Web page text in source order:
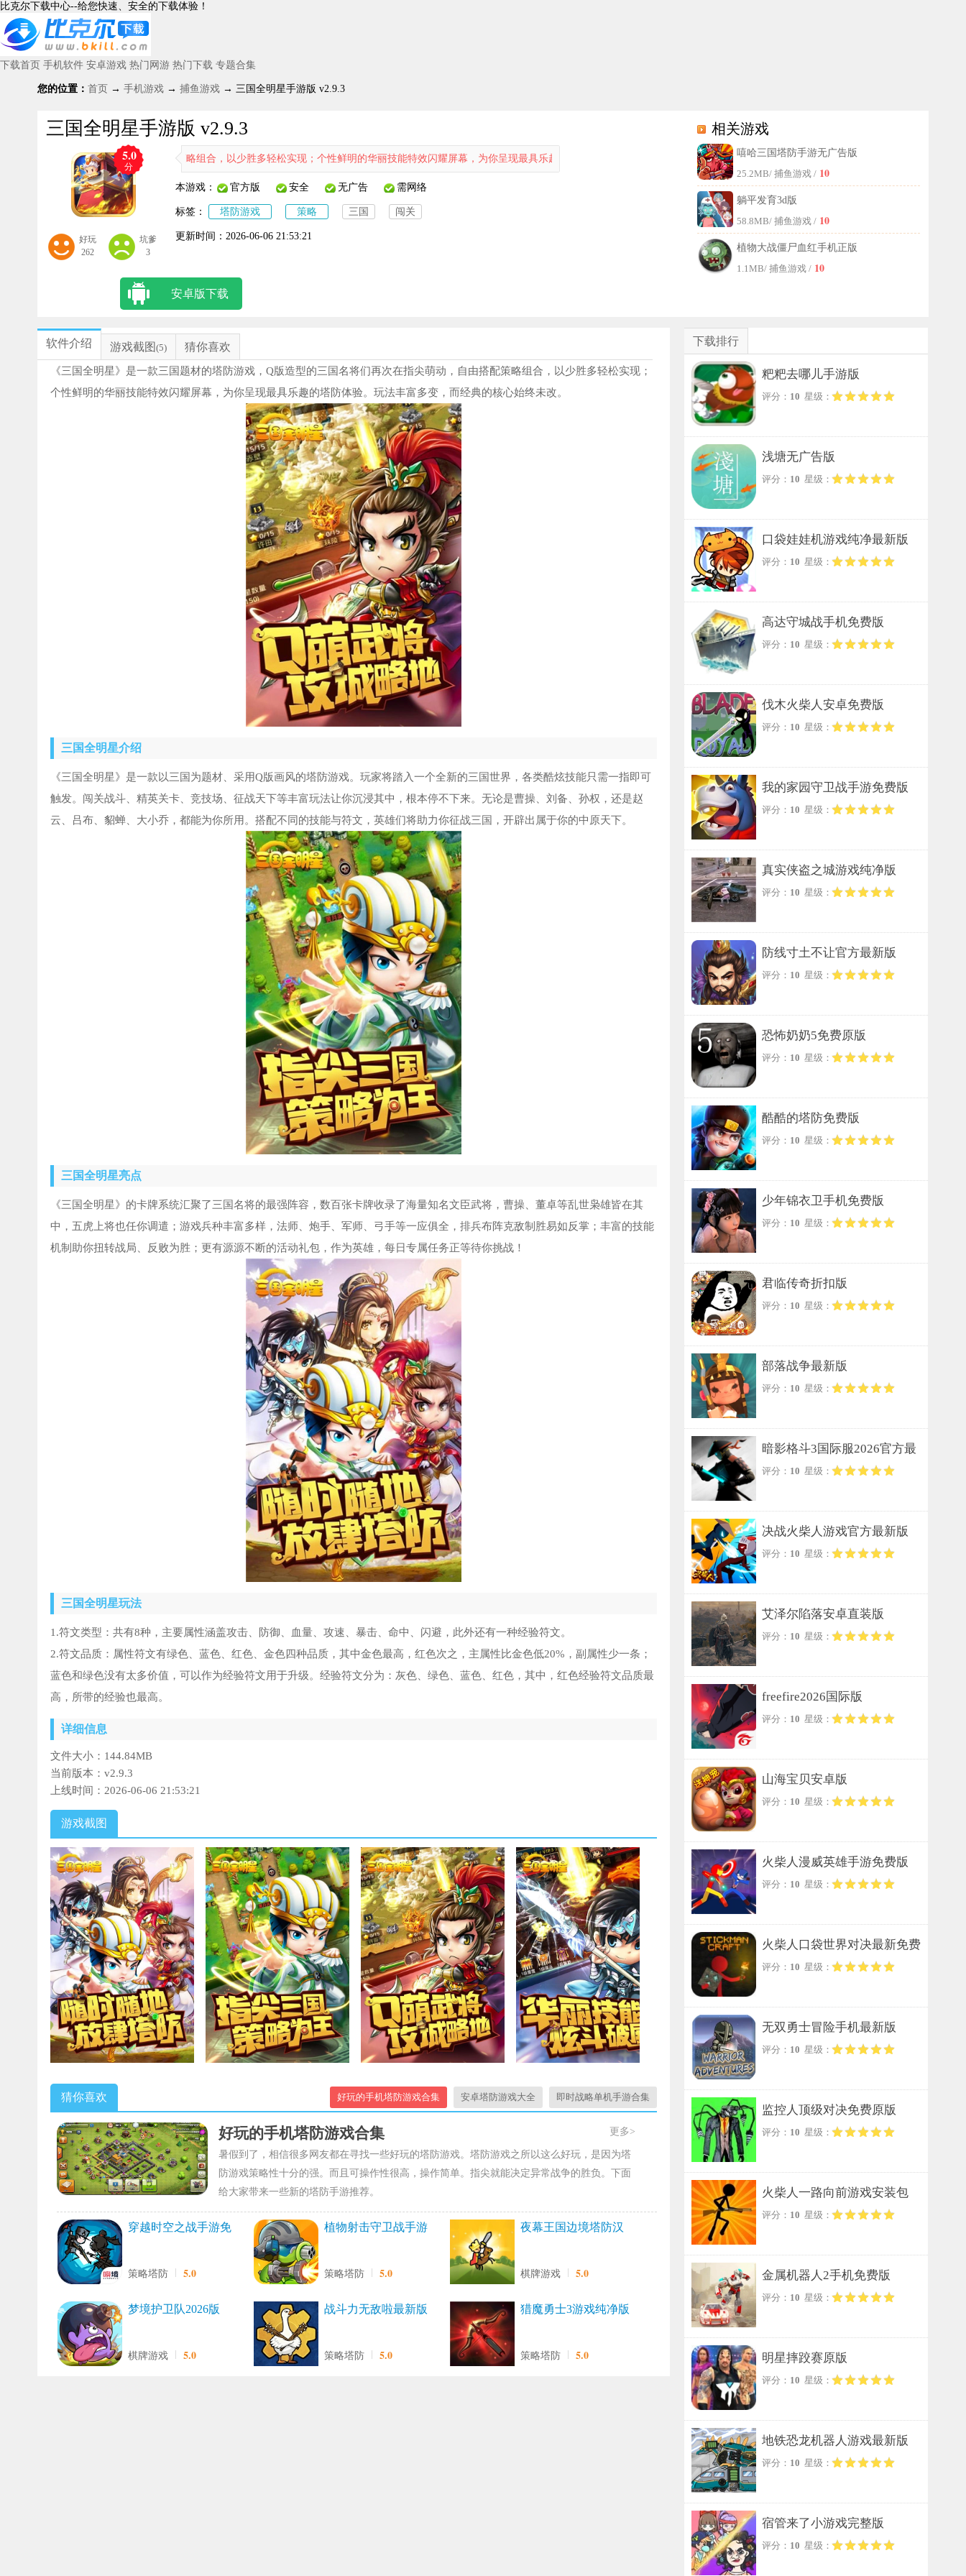
比克尔下载中心--给您快速、安全的下载体验！
下载首页 手机软件 安卓游戏 热门网游 热门下载 专题合集
您的位置： 首页 → 手机游戏 → 捕鱼游戏 → 三国全明星手游版 v2.9.3
三国全明星手游版 v2.9.3
5.0
分
好玩
262
坑爹
3
指尖萌动，自由搭配策略组合，以少胜多轻松实现；个性鲜明的华丽技能特效闪耀屏幕，为你呈现最具乐趣的塔防体验。玩法丰富多变，而经典的核心始终未改。
本游戏： 官方版 安全 无广告 需网络
标签： 塔防游戏 策略 三国 闯关
更新时间： 2026-06-06 21:53:21
安卓版下载
相关游戏
嘻哈三国塔防手游无广告版
25.2MB/ 捕鱼游戏 / 10
躺平发育3d版
58.8MB/ 捕鱼游戏 / 10
植物大战僵尸血红手机正版
1.1MB/ 捕鱼游戏 / 10
软件介绍 游戏截图 (5) 猜你喜欢
《三国全明星》是一款三国题材的塔防游戏，Q版造型的三国名将们再次在指尖萌动，自由搭配策略组合，以少胜多轻松实现；
个性鲜明的华丽技能特效闪耀屏幕，为你呈现最具乐趣的塔防体验。玩法丰富多变，而经典的核心始终未改。
三国全明星介绍
《三国全明星》是一款以三国为题材、采用Q版画风的塔防游戏。玩家将踏入一个全新的三国世界，各类酷炫技能只需一指即可
触发。闯关战斗、精英关卡、竞技场、征战天下等丰富玩法让你沉浸其中，根本停不下来。无论是曹操、刘备、孙权，还是赵
云、吕布、貂蝉、大小乔，都能为你所用。搭配不同的技能与符文，英雄们将助力你征战三国，开辟出属于你的中原天下。
三国全明星亮点
《三国全明星》的卡牌系统汇聚了三国名将的最强阵容，数百张卡牌收录了海量知名文臣武将，曹操、董卓等乱世枭雄皆在其
中，五虎上将也任你调遣；游戏兵种丰富多样，法师、炮手、军师、弓手等一应俱全，排兵布阵克敌制胜易如反掌；丰富的技能
机制助你扭转战局、反败为胜；更有源源不断的活动礼包，作为英雄，每日专属任务正等待你挑战！
三国全明星玩法
1.符文类型：共有8种，主要属性涵盖攻击、防御、血量、攻速、暴击、命中、闪避，此外还有一种经验符文。
2.符文品质：属性符文有绿色、蓝色、红色、金色四种品质，其中金色最高，红色次之，主属性比金色低20%，副属性少一条；
蓝色和绿色没有太多价值，可以作为经验符文用于升级。经验符文分为：灰色、绿色、蓝色、红色，其中，红色经验符文品质最
高，所带的经验也最高。
详细信息
文件大小： 144.84MB
当前版本： v2.9.3
上线时间： 2026-06-06 21:53:21
游戏截图
猜你喜欢 好玩的手机塔防游戏合集 安卓塔防游戏大全 即时战略单机手游合集
好玩的手机塔防游戏合集 更多>
暑假到了，相信很多网友都在寻找一些好玩的塔防游戏。塔防游戏之所以这么好玩，是因为塔
防游戏策略性十分的强。而且可操作性很高，操作简单。指尖就能决定异常战争的胜负。下面
给大家带来一些新的塔防手游推荐。
穿越时空之战手游免
策略塔防 5.0
植物射击守卫战手游
策略塔防 5.0
夜幕王国边境塔防汉
棋牌游戏 5.0
梦境护卫队2026版
棋牌游戏 5.0
战斗力无敌啦最新版
策略塔防 5.0
猎魔勇士3游戏纯净版
策略塔防 5.0
下载排行
粑粑去哪儿手游版
评分： 10 星级：
浅塘无广告版
评分： 10 星级：
口袋娃娃机游戏纯净最新版
评分： 10 星级：
高达守城战手机免费版
评分： 10 星级：
伐木火柴人安卓免费版
评分： 10 星级：
我的家园守卫战手游免费版
评分： 10 星级：
真实侠盗之城游戏纯净版
评分： 10 星级：
防线寸土不让官方最新版
评分： 10 星级：
恐怖奶奶5免费原版
评分： 10 星级：
酷酷的塔防免费版
评分： 10 星级：
少年锦衣卫手机免费版
评分： 10 星级：
君临传奇折扣版
评分： 10 星级：
部落战争最新版
评分： 10 星级：
暗影格斗3国际服2026官方最
新版
评分： 10 星级：
决战火柴人游戏官方最新版
评分： 10 星级：
艾泽尔陷落安卓直装版
评分： 10 星级：
freefire2026国际版
评分： 10 星级：
山海宝贝安卓版
评分： 10 星级：
火柴人漫威英雄手游免费版
评分： 10 星级：
火柴人口袋世界对决最新免费
版
评分： 10 星级：
无双勇士冒险手机最新版
评分： 10 星级：
监控人顶级对决免费原版
评分： 10 星级：
火柴人一路向前游戏安装包
评分： 10 星级：
金属机器人2手机免费版
评分： 10 星级：
明星摔跤赛原版
评分： 10 星级：
地铁恐龙机器人游戏最新版
评分： 10 星级：
宿管来了小游戏完整版
评分： 10 星级：